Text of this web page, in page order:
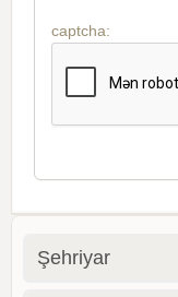
captcha:
Şehriyar